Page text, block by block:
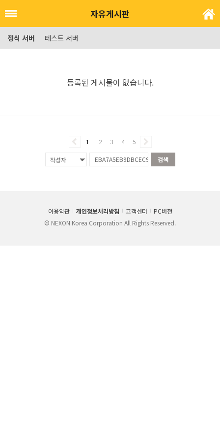
자유게시판
정식 서버 테스트 서버
등록된 게시물이 없습니다.
1 2 3 4 5
검색
이용약관 개인정보처리방침 고객센터
PC버전
© NEXON Korea Corporation All Rights Reserved.